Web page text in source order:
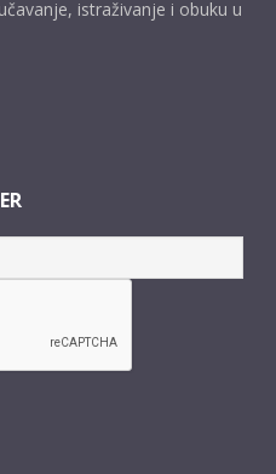
istraživanje i obuku u